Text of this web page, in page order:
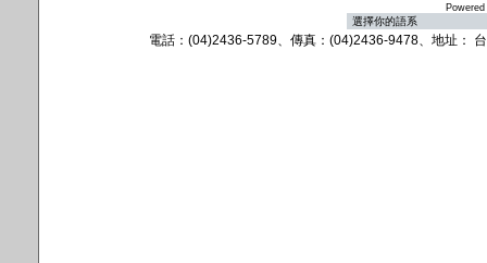
電話：(04)2436-5789、傳真：(04)2436-9478、地址：